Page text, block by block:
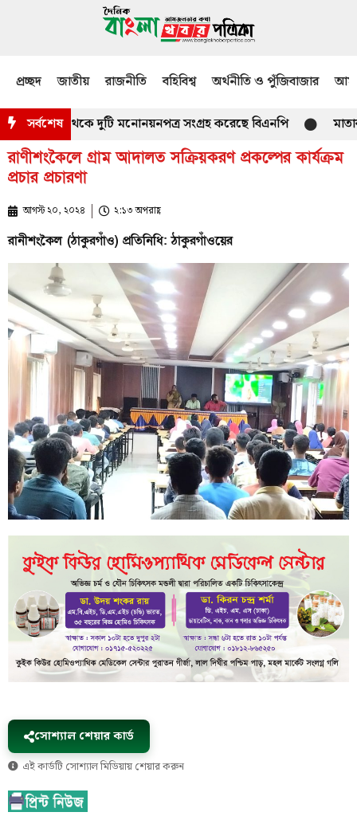
প্রচ্ছদ জাতীয় রাজনীতি বহিবিশ্ব অর্থনীতি ও পুঁজিবাজার
সর্বশেষ
কার্যালয় থেকে দুটি মনোনয়নপত্র সংগ্রহ করেছে বিএনপি
রাণীশংকৈলে গ্রাম আদালত সক্রিয়করণ প্রকল্পের কার্যক্রম
প্রচার প্রচারণা
আগস্ট ২০, ২০২৪ ২:১৩ অপরাহ্ণ
রানীশংকৈল (ঠাকুরগাঁও) প্রতিনিধি: ঠাকুরগাঁওয়ের
সোশ্যাল শেয়ার কার্ড
এই কার্ডটি সোশ্যাল মিডিয়ায় শেয়ার করুন